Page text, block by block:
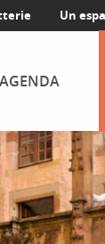
Un
AGENDA